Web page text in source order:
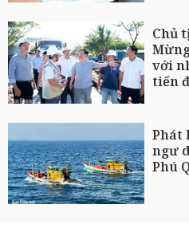
Chủ
với
tiến
Phát
ngư
Phú